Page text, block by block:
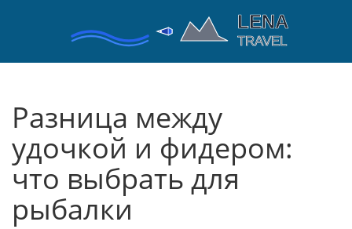
Разница между
удочкой и фидером:
что выбрать для
рыбалки